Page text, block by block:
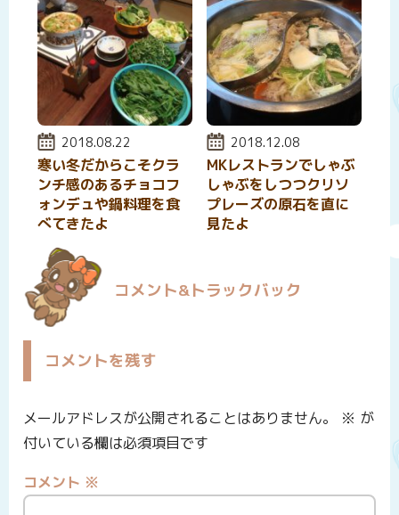
投稿日:
2018.08.22
寒い冬だからこそクラ
ンチ感のあるチョコフ
ォンデュや鍋料理を食
べてきたよ
投稿日:
2018.12.08
MKレストランでしゃぶ
しゃぶをしつつクリソ
プレーズの原石を直に
見たよ
コメント&トラックバック
コメントを残す
メールアドレスが公開されることはありません。 ※ が
付いている欄は必須項目です
コメント ※